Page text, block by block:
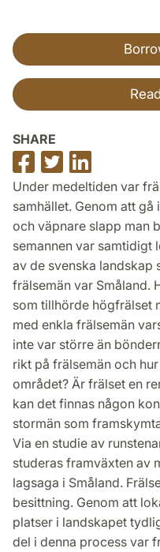
SHARE
Share
on
Facebook
Share
on
Twitter
on
LinkedIn
Under medeltiden var
samhället. Genom att
och väpnare slapp man
semannen var samtidigt
av de svenska landskap
frälsemän var Småland.
som tillhörde högfrälset
med enkla frälsemän
inte var större än
rikt på frälsemän och
området? Är frälset en
kan det finnas någon
stormän som
Via en studie av
studeras framväxten av
lagsaga i Småland.
besittning. Genom att
platser i landskapet
del i denna process var